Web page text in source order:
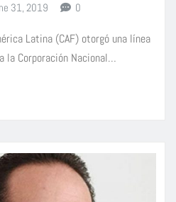
31, 2019 0
Latina (CAF) otorgó una línea
la Corporación Nacional…